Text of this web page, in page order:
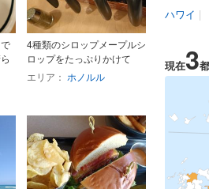
4種類のシロップメープルシ
ロップをたっぷりかけて
エリア： ホノルル
ハワイ |
現在3